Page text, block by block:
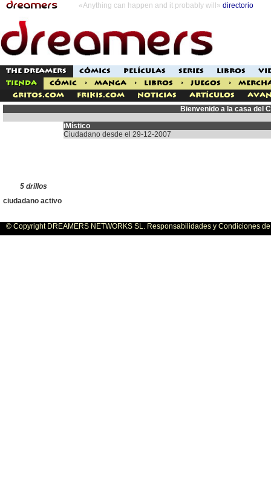
«Anything can happen and it probably will» directorio
THE DREAMERS CÓMICS PELÍCULAS SERIES LIBROS
TIENDA
CÓMIC > MANGA > LIBROS > JUEGOS >
Gritos.com
Frikis.com Noticias Artículos
Bienvenido a la casa del
5 drillos
iMístico
Ciudadano desde el 29-12-2007
ciudadano activo
© Copyright DREAMERS NETWORKS SL. Responsabilidades y Condiciones